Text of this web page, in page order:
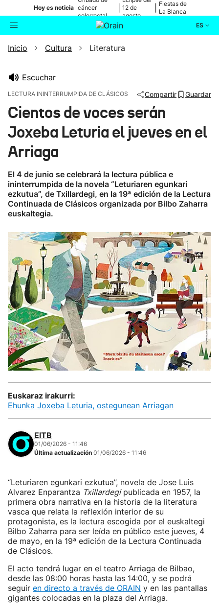
Hoy es noticia cáncer
colorrectal
12 de
agosto
Fiestas de
La Blanca
ES
Buscador Actualidad
Ikusmiran
Inicio Cultura Literatura
Escuchar
LECTURA ININTERRUMPIDA DE CLÁSICOS Compartir Guardar
Cientos de voces serán
Joxeba Leturia el jueves en el
Arriaga
El 4 de junio se celebrará la lectura pública e
ininterrumpida de la novela “Leturiaren egunkari
ezkutua”, de Txillardegi, en la 19ª edición de la Lectura
Continuada de Clásicos organizada por Bilbo Zaharra
euskaltegia.
Euskaraz irakurri:
Ehunka Joxeba Leturia, ostegunean Arriagan
EITB
01/06/2026 - 11:46
Última actualización 01/06/2026 - 11:46
“Leturiaren egunkari ezkutua”, novela de Jose Luis
Alvarez Enparantza Txillardegipublicada en 1957, la
primera obra narrativa en la historia de la literatura
vasca que relata la reflexión interior de su
protagonista, es la lectura escogida por el euskaltegi
Bilbo Zaharra para ser leída en público este jueves, 4
de mayo, en la 19ª edición de la Lectura Continuada
de Clásicos.
El acto tendrá lugar en el teatro Arriaga de Bilbao,
desde las 08:00 horas hasta las 14:00, y se podrá
seguir en directo a través de ORAIN y en las pantallas
gigantes colocadas en la plaza del Arriaga.